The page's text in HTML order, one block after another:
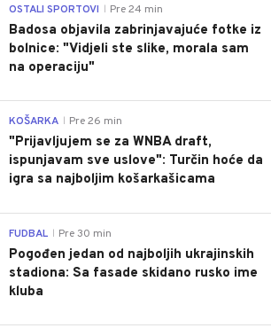
OSTALI SPORTOVI Pre 24 min
Badosa objavila zabrinjavajuće fotke iz
bolnice: "Vidjeli ste slike, morala sam
na operaciju"
KOŠARKA Pre 26 min
"Prijavljujem se za WNBA draft,
ispunjavam sve uslove": Turčin hoće da
igra sa najboljim košarkašicama
FUDBAL Pre 30 min
Pogođen jedan od najboljih ukrajinskih
stadiona: Sa fasade skidano rusko ime
kluba